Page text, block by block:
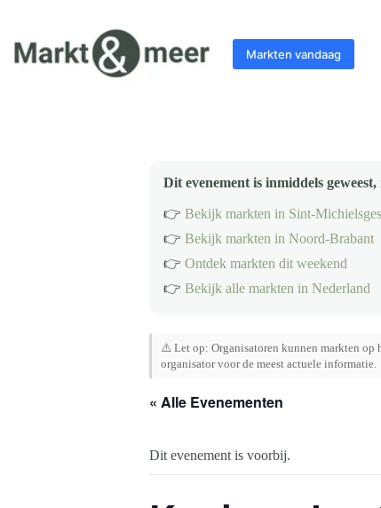
inhoud
Markten vandaag
Dit evenement is inmiddels
👉 Bekijk markten in Sint-
👉 Bekijk markten in Noord-Brabant
👉 Ontdek markten dit weekend
👉 Bekijk alle markten in Nederland
⚠️ Let op: Organisatoren kunnen markten op
organisator voor de meest actuele informatie.
« Alle Evenementen
Dit evenement is voorbij.